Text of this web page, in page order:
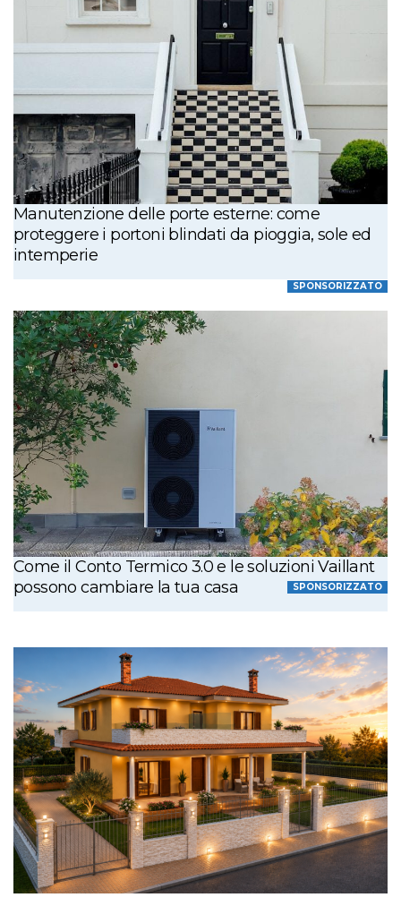
Manutenzione delle porte esterne: come
proteggere i portoni blindati da pioggia, sole ed
intemperie
SPONSORIZZATO
Come il Conto Termico 3.0 e le soluzioni Vaillant
possono cambiare la tua casa
SPONSORIZZATO